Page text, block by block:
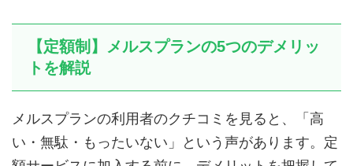
【定額制】メルスプランの5つのデメリッ
トを解説
メルスプランの利用者のクチコミを見ると、「高
い・無駄・もったいない」という声があります。定